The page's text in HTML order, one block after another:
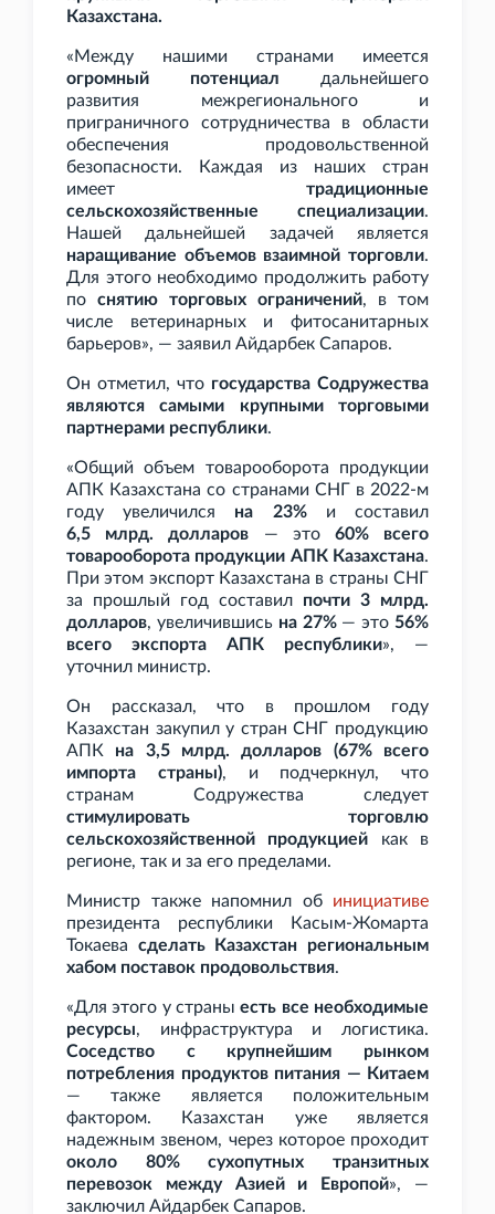
Казахстана.
«Между нашими странами имеется
огромный потенциал дальнейшего
развития межрегионального и
приграничного сотрудничества в области
обеспечения продовольственной
безопасности. Каждая из наших стран
имеет традиционные
сельскохозяйственные специализации.
Нашей дальнейшей задачей является
наращивание объемов взаимной торговли.
Для этого необходимо продолжить работу
по снятию торговых ограничений, в том
числе ветеринарных и фитосанитарных
барьеров», — заявил Айдарбек Сапаров.
Он отметил, что государства Содружества
являются самыми крупными торговыми
партнерами республики.
«Общий объем товарооборота продукции
АПК Казахстана со странами СНГ в 2022-м
году увеличился на 23%и составил
6,5
млрд. долларов — это 60% всего
товарооборота продукции АПК Казахстана.
При этом экспорт Казахстана в страны СНГ
за прошлый год составил почти 3
млрд.
долларов, увеличившись на 27%— это 56%
всего экспорта АПК республики», —
уточнил министр.
Он рассказал, что в прошлом году
Казахстан закупил у стран СНГ продукцию
АПК на 3,5
млрд. долларов (67% всего
импорта страны), и подчеркнул, что
странам Содружества следует
стимулировать торговлю
сельскохозяйственной продукцией как в
регионе, так и за его пределами.
Министр также напомнил об инициативе
президента республики Касым-Жомарта
Токаева сделать Казахстан региональным
хабом поставок продовольствия.
«Для этого у страныесть все необходимые
ресурсы, инфраструктура и логистика.
Соседство с крупнейшим рынком
потребления продуктов питания — Китаем
— также является положительным
фактором. Казахстан уже является
надежным звеном, через которое проходит
около 80% сухопутных транзитных
перевозок между Азией и Европой», —
заключил Айдарбек Сапаров.